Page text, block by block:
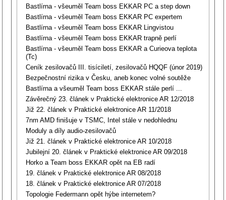
Bastlírna - všeuměl Team boss EKKAR PC a step down
Bastlírna - všeuměl Team boss EKKAR PC expertem
Bastlírna - všeuměl Team boss EKKAR Lingvistou
Bastlírna - všeuměl Team boss EKKAR trapně perlí
Bastlírna - všeuměl Team boss EKKAR a Curieova teplota
(Tc)
Ceník zesilovačů III. tisíciletí, zesilovačů HQQF (únor 2019)
Bezpečnostní rizika v Česku, aneb konec volné soutěže
Bastlírna a všeuměl Team boss EKKAR stále perlí ...
Závěrečný 23. článek v Praktické elektronice AR 12/2018
Již 22. článek v Praktické elektronice AR 11/2018
7nm AMD finišuje v TSMC, Intel stále v nedohlednu
Moduly a díly audio-zesilovačů
Již 21. článek v Praktické elektronice AR 10/2018
Jubilejní 20. článek v Praktické elektronice AR 09/2018
Horko a Team boss EKKAR opět na EB radí
19. článek v Praktické elektronice AR 08/2018
18. článek v Praktické elektronice AR 07/2018
Topologie Federmann opět hýbe internetem?